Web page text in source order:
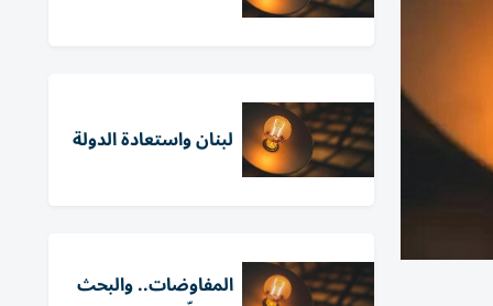
لبنان واستعادة الدولة
المفاوضات.. والبحث